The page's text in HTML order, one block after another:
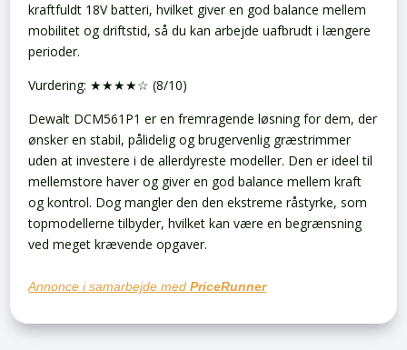
kraftfuldt 18V batteri, hvilket giver en god balance mellem
mobilitet og driftstid, så du kan arbejde uafbrudt i længere
perioder.
Vurdering: ★★★★☆ (8/10)
Dewalt DCM561P1 er en fremragende løsning for dem, der
ønsker en stabil, pålidelig og brugervenlig græstrimmer
uden at investere i de allerdyreste modeller. Den er ideel til
mellemstore haver og giver en god balance mellem kraft
og kontrol. Dog mangler den den ekstreme råstyrke, som
topmodellerne tilbyder, hvilket kan være en begrænsning
ved meget krævende opgaver.
Annonce i samarbejde medPriceRunner